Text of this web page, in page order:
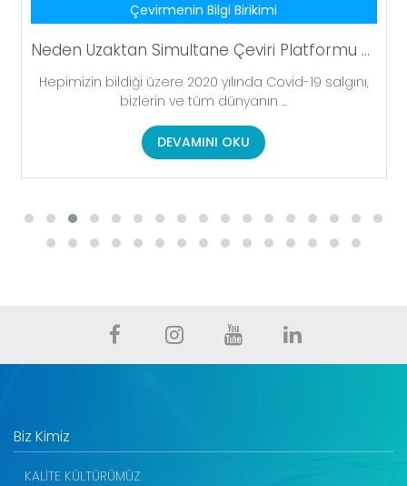
Hizmetler Hakkında
LocNowAndFuture - Yaratıcı Beyinlerin Bir Araya Geldiği Etkinliğimiz
A valuable virtual conference and networking event
for the localization ...
DEVAMINI OKU
Biz Kimiz
KALİTE KÜLTÜRÜMÜZ